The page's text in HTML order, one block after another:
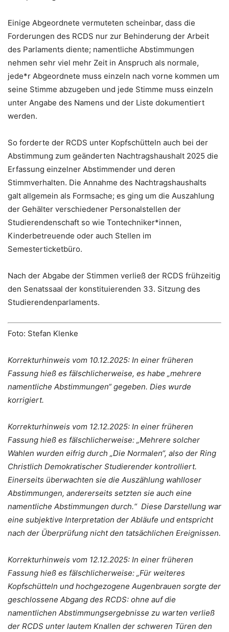
Einige Abgeordnete vermuteten scheinbar, dass die
Forderungen des RCDS nur zur Behinderung der Arbeit
des Parlaments diente; namentliche Abstimmungen
nehmen sehr viel mehr Zeit in Anspruch als normale,
jede*r Abgeordnete muss einzeln nach vorne kommen um
seine Stimme abzugeben und jede Stimme muss einzeln
unter Angabe des Namens und der Liste dokumentiert
werden.
So forderte der RCDS unter Kopfschütteln auch bei der
Abstimmung zum geänderten Nachtragshaushalt 2025 die
Erfassung einzelner Abstimmender und deren
Stimmverhalten. Die Annahme des Nachtragshaushalts
galt allgemein als Formsache; es ging um die Auszahlung
der Gehälter verschiedener Personalstellen der
Studierendenschaft so wie Tontechniker*innen,
Kinderbetreuende oder auch Stellen im
Semesterticketbüro.
Nach der Abgabe der Stimmen verließ der RCDS frühzeitig
den Senatssaal der konstituierenden 33. Sitzung des
Studierendenparlaments.
Foto: Stefan Klenke
Korrekturhinweis vom 10.12.2025: In einer früheren
Fassung hieß es fälschlicherweise, es habe „mehrere
namentliche Abstimmungen“ gegeben. Dies wurde
korrigiert.
Korrekturhinweis vom 12.12.2025: In einer früheren
Fassung hieß es fälschlicherweise: „Mehrere solcher
Wahlen wurden eifrig durch „Die Normalen“, also der Ring
Christlich Demokratischer Studierender kontrolliert.
Einerseits überwachten sie die Auszählung wahlloser
Abstimmungen, andererseits setzten sie auch eine
namentliche Abstimmungen durch.“ Diese Darstellung war
eine subjektive Interpretation der Abläufe und entspricht
nach der Überprüfung nicht den tatsächlichen Ereignissen.
Korrekturhinweis vom 12.12.2025: In einer früheren
Fassung hieß es fälschlicherweise: „Für weiteres
Kopfschütteln und hochgezogene Augenbrauen sorgte der
geschlossene Abgang des RCDS: ohne auf die
namentlichen Abstimmungsergebnisse zu warten verließ
der RCDS unter lautem Knallen der schweren Türen den